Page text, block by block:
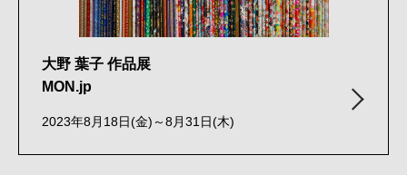
大野 葉子 作品展
MON.jp
2023年8月18日(金)～8月31日(木)